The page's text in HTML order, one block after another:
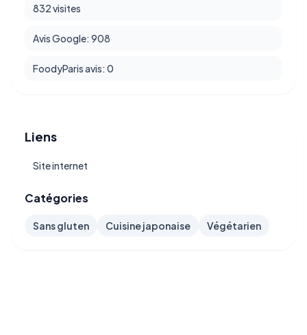
832 visites
Avis Google: 908
FoodyParis avis: 0
Liens
Site internet
Catégories
Sans gluten Cuisine japonaise Végétarien